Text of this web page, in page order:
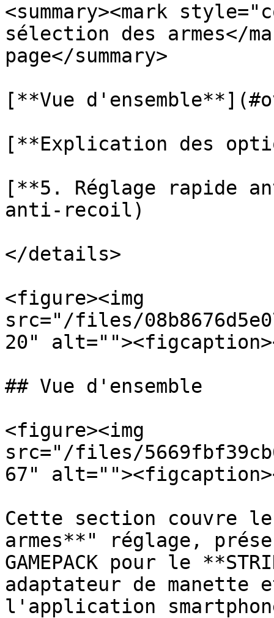
<summary><mark
sélection des armes</
page</summary>
[**Vue
[**Explication des
[**5. Réglage rapide
anti-recoil)
</details>
<figure><img
src="/files/
20"
## Vue d'ensemble
<figure><img
src="/files/
67"
Cette section couvre
armes**" réglage,
GAMEPACK pour le
adaptateur de manette
l'application smartphone